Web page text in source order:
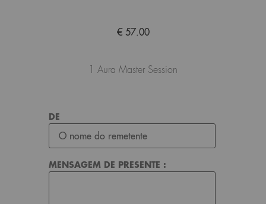
€57.00
1 Aura Master Session
DE
MENSAGEM DE PRESENTE :